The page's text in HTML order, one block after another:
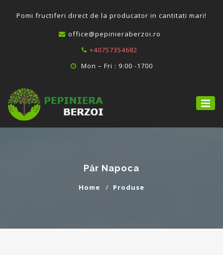
Pomi fructiferi direct de la producator in cantitati mari!
office@pepinieraberzoi.ro
+40757354682
Mon – Fri : 9:00 -1700
Păr Napoca
Home Produse